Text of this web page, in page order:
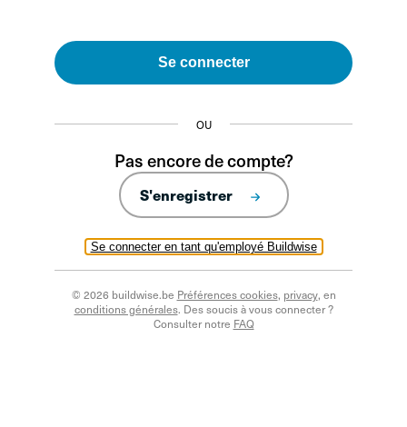
Se connecter en tant qu'employé Buildwise
Se connecter
OU
Pas encore de compte?
S'enregistrer
© 2026 buildwise.be Préférences cookies, privacy, en
conditions générales. Des soucis à vous connecter ?
Consulter notre FAQ